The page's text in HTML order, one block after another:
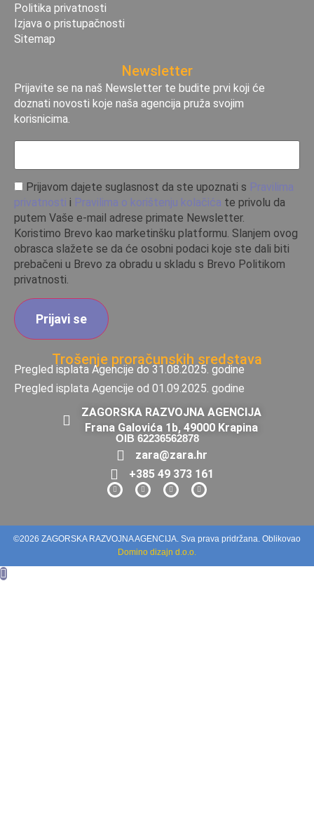
ZAGORSKA RAZVOJNA AGENCIJA
Frana Galovića 1b, 49000 Krapina
OIB 62236562878
zara@zara.hr
+385 49 373 161
Politika privatnosti
Izjava o pristupačnosti
Sitemap
Newsletter
Prijavite se na naš Newsletter te budite prvi koji će
doznati novosti koje naša agencija pruža svojim
korisnicima.
Prijavom dajete suglasnost da ste upoznati s Pravilima
privatnosti i Pravilima o korištenju kolačića te privolu da
putem Vaše e-mail adrese primate Newsletter.
Koristimo Brevo kao marketinšku platformu. Slanjem ovog
obrasca slažete se da će osobni podaci koje ste dali biti
prebačeni u Brevo za obradu u skladu s Brevo Politikom
privatnosti.
Trošenje proračunskih sredstava
Pregled isplata Agencije do 31.08.2025. godine
Pregled isplata Agencije od 01.09.2025. godine
©2026 ZAGORSKA RAZVOJNA AGENCIJA. Sva prava pridržana. Oblikovao
Domino dizajn d.o.o.